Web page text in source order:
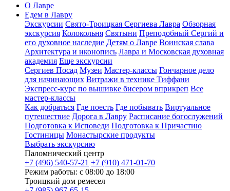
О Лавре
Едем в Лавру
Экскурсии Свято-Троицкая Сергиева Лавра Обзорная
экскурсия Колокольня Святыни Преподобный Сергий и
его духовное наследие Детям о Лавре Воинская слава
Архитектура и иконопись Лавра и Московская духовная
академия Еще экскурсии
Сергиев Посад Музеи Мастер-классы Гончарное дело
для начинающих Витражи в технике Тиффани
Экспресс-курс по вышивке бисером вприкреп Все
мастер-классы
Как добраться Где поесть Где побывать Виртуальное
путешествие Дорога в Лавру Расписание богослужений
Подготовка к Исповеди Подготовка к Причастию
Гостиницы Монастырские продукты
Выбрать экскурсию
Паломнический центр
+7 (496) 540-57-21 +7 (910) 471-01-70
Режим работы: с 08:00 до 18:00
Троицкий дом ремесел